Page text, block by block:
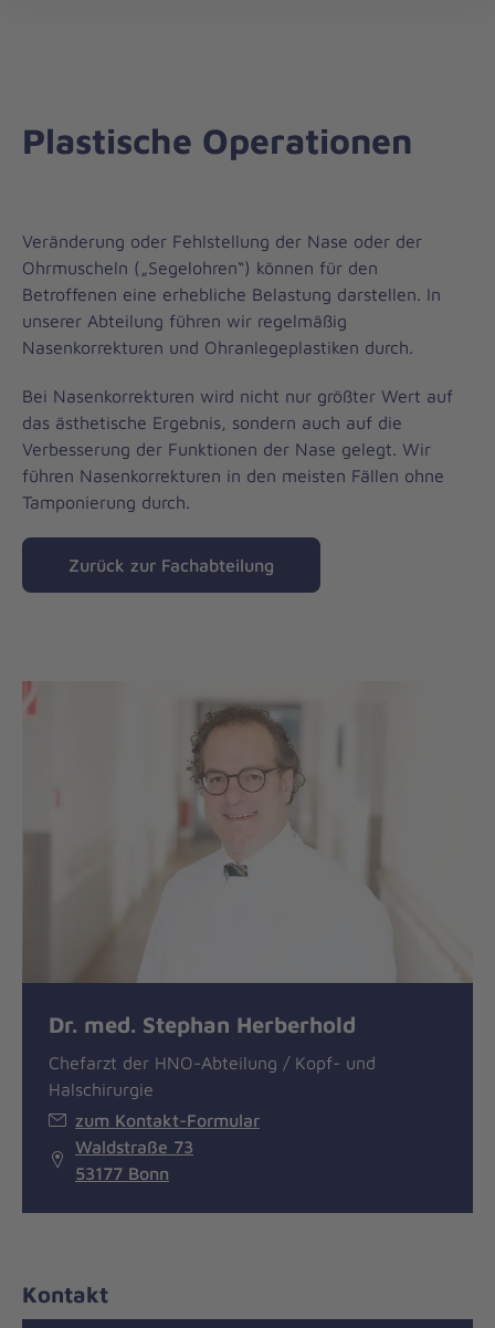
Plastische Operationen
Veränderung oder Fehlstellung der Nase oder der
Ohrmuscheln („Segelohren“) können für den
Betroffenen eine erhebliche Belastung darstellen. In
unserer Abteilung führen wir regelmäßig
Nasenkorrekturen und Ohranlegeplastiken durch.
Bei Nasenkorrekturen wird nicht nur größter Wert auf
das ästhetische Ergebnis, sondern auch auf die
Verbesserung der Funktionen der Nase gelegt. Wir
führen Nasenkorrekturen in den meisten Fällen ohne
Tamponierung durch.
Zurück zur Fachabteilung
Dr. med. Stephan Herberhold
Chefarzt der HNO-Abteilung / Kopf- und
Halschirurgie
zum Kontakt-Formular
Waldstraße 73
53177 Bonn
Kontakt